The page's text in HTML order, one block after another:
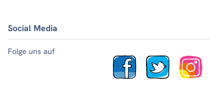
Social Media
Folge uns auf